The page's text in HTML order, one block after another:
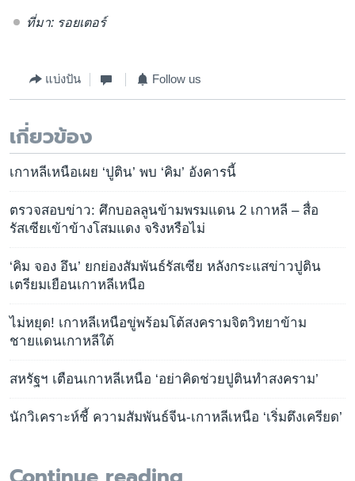
ที่มา: รอยเตอร์
แบ่งปัน Follow us
เกี่ยวข้อง
เกาหลีเหนือเผย ‘ปูติน’ พบ ‘คิม’ อังคารนี้
ตรวจสอบข่าว: ศึกบอลลูนข้ามพรมแดน 2 เกาหลี – สื่อ
รัสเซียเข้าข้างโสมแดง จริงหรือไม่
‘คิม จอง อึน’ ยกย่องสัมพันธ์รัสเซีย หลังกระแสข่าวปูติน
เตรียมเยือนเกาหลีเหนือ
ไม่หยุด! เกาหลีเหนือขู่พร้อมโต้สงครามจิตวิทยาข้าม
ชายแดนเกาหลีใต้
สหรัฐฯ เตือนเกาหลีเหนือ ‘อย่าคิดช่วยปูตินทำสงคราม’
นักวิเคราะห์ชี้ ความสัมพันธ์จีน-เกาหลีเหนือ ‘เริ่มตึงเครียด’